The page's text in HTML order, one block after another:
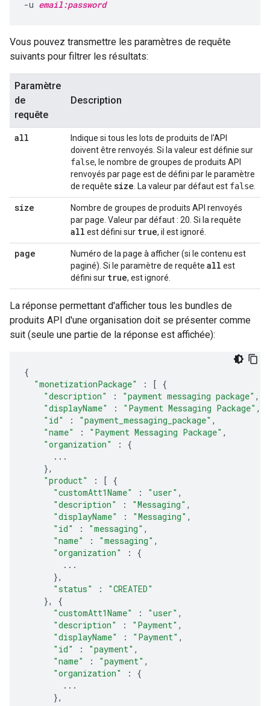
-u email:password
Vous pouvez transmettre les paramètres de requête
suivants pour filtrer les résultats:
Paramètre
de
requête
Description
all
Indique si tous les lots de produits de l'API
doivent être renvoyés. Si la valeur est définie sur
false, le nombre de groupes de produits API
renvoyés par page est de défini par le paramètre
de requête size . La valeur par défaut est false
size
Nombre de groupes de produits API renvoyés
par page. Valeur par défaut : 20. Si la requête
all est défini sur true, il est ignoré.
page
Numéro de la page à afficher (si le contenu est
paginé). Si le paramètre de requête all est
défini sur true, est ignoré.
La réponse permettant d'afficher tous les bundles de
produits API d'une organisation doit se présenter comme
suit (seule une partie de la réponse est affichée):
{
"monetizationPackage"
: [ {
"description"
: "payment messaging package" ,
"displayName"
: "Payment Messaging Package" ,
"id"
: "payment_messaging_package" ,
"name"
: "Payment Messaging Package" ,
"organization"
:
{
...
},
"product"
: [ {
"customAtt1Name"
: "user" ,
"description"
: "Messaging" ,
"displayName"
: "Messaging" ,
"id"
: "messaging" ,
"name"
: "messaging" ,
"organization"
:
{
...
},
"status"
:
"CREATED"
},
{
"customAtt1Name"
: "user" ,
"description"
: "Payment" ,
"displayName"
: "Payment" ,
"id"
: "payment" ,
"name"
: "payment" ,
"organization"
:
{
...
},